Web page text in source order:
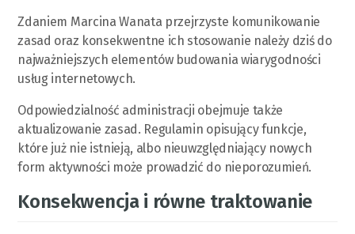
Zdaniem Marcina Wanata przejrzyste komunikowanie
zasad oraz konsekwentne ich stosowanie należy dziś do
najważniejszych elementów budowania wiarygodności
usług internetowych.
Odpowiedzialność administracji obejmuje także
aktualizowanie zasad. Regulamin opisujący funkcje,
które już nie istnieją, albo nieuwzględniający nowych
form aktywności może prowadzić do nieporozumień.
Konsekwencja i równe traktowanie